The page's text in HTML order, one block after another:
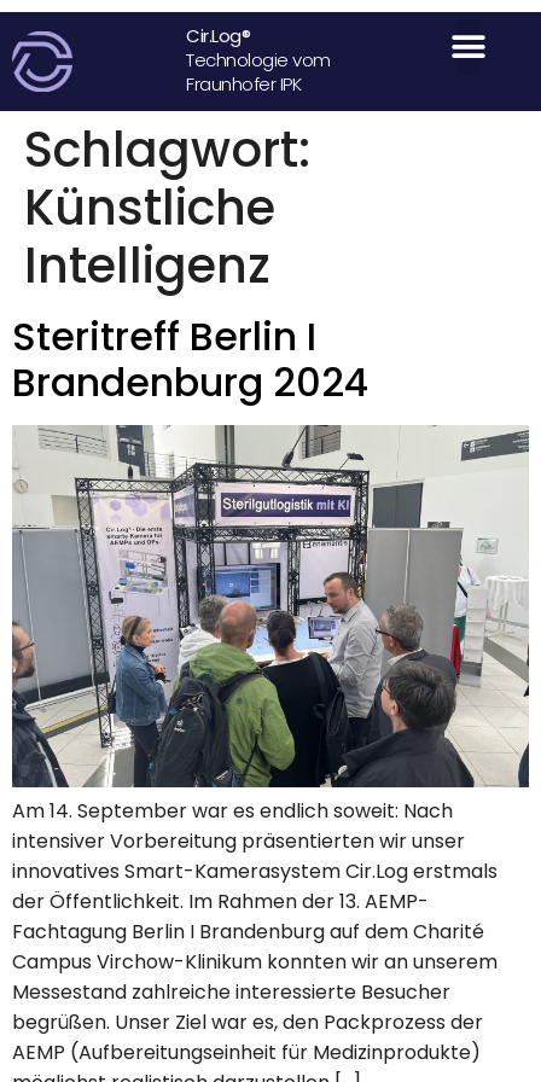
Cir.Log®
Technologie vom
Fraunhofer IPK
Schlagwort:
Künstliche
Intelligenz
Steritreff Berlin I
Brandenburg 2024
Am 14. September war es endlich soweit: Nach
intensiver Vorbereitung präsentierten wir unser
innovatives Smart-Kamerasystem Cir.Log erstmals
der Öffentlichkeit. Im Rahmen der 13. AEMP-
Fachtagung Berlin I Brandenburg auf dem Charité
Campus Virchow-Klinikum konnten wir an unserem
Messestand zahlreiche interessierte Besucher
begrüßen. Unser Ziel war es, den Packprozess der
AEMP (Aufbereitungseinheit für Medizinprodukte)